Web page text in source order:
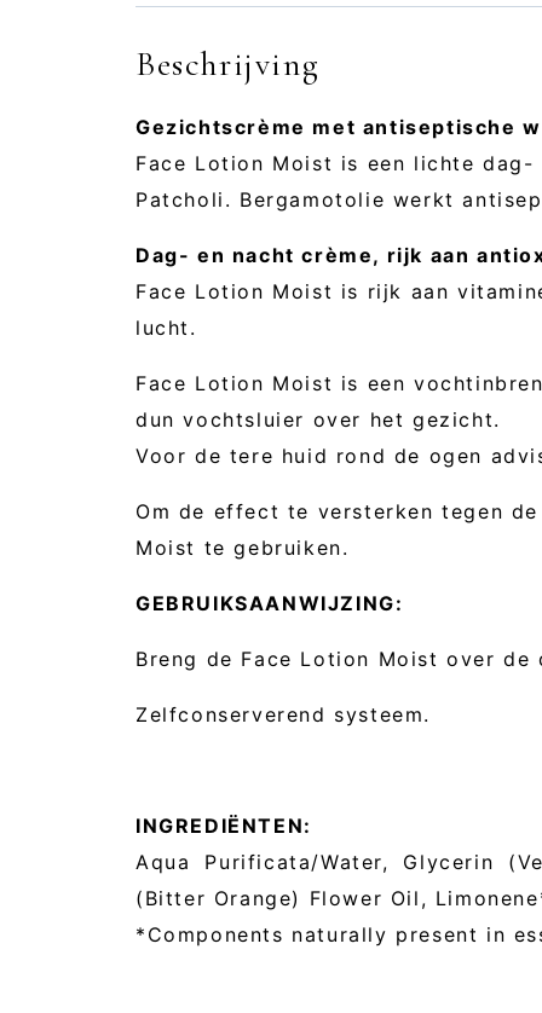
Beschrijving
Gezichtscrème met antiseptische
Face Lotion Moist is een lichte
Patcholi. Bergamotolie werkt
Dag- en nacht crème, rijk aan
Face Lotion Moist is rijk aan
lucht.
Face Lotion Moist is een
dun vochtsluier over het gezicht.
Voor de tere huid rond de ogen
Om de effect te versterken tegen
Moist te gebruiken.
GEBRUIKSAANWIJZING:
Breng de Face Lotion Moist over
Zelfconserverend systeem.
INGREDIËNTEN:
Aqua Purificata/Water, Glycerin
(Bitter Orange) Flower Oil,
*Components naturally present in